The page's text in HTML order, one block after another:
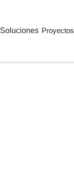
Soluciones Proyectos